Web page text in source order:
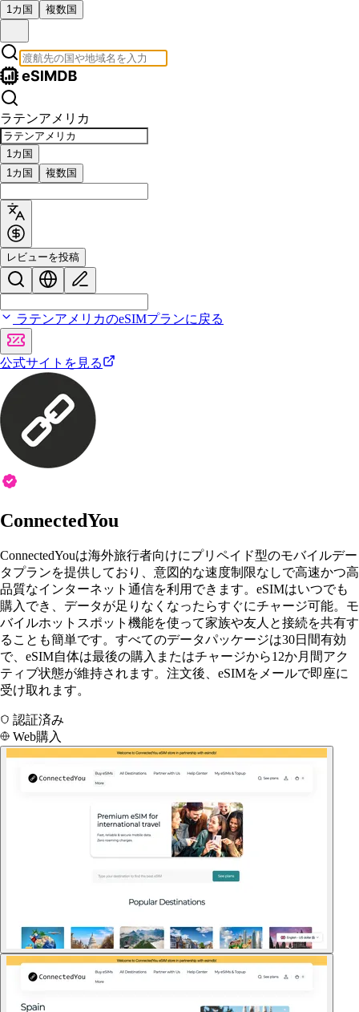
1カ国 複数国
ラテンアメリカ
1カ国
1カ国
複数国
レビューを投稿
ラテンアメリカのeSIMプランに戻る
公式サイトを見る
ConnectedYou
ConnectedYouは海外旅行者向けにプリペイド型のモバイルデー
タプランを提供しており、意図的な速度制限なしで高速かつ高
品質なインターネット通信を利用できます。eSIMはいつでも
購入でき、データが足りなくなったらすぐにチャージ可能。モ
バイルホットスポット機能を使って家族や友人と接続を共有す
ることも簡単です。すべてのデータパッケージは30日間有効
で、eSIM自体は最後の購入またはチャージから12か月間アク
ティブ状態が維持されます。注文後、eSIMをメールで即座に
受け取れます。
認証済み
Web購入